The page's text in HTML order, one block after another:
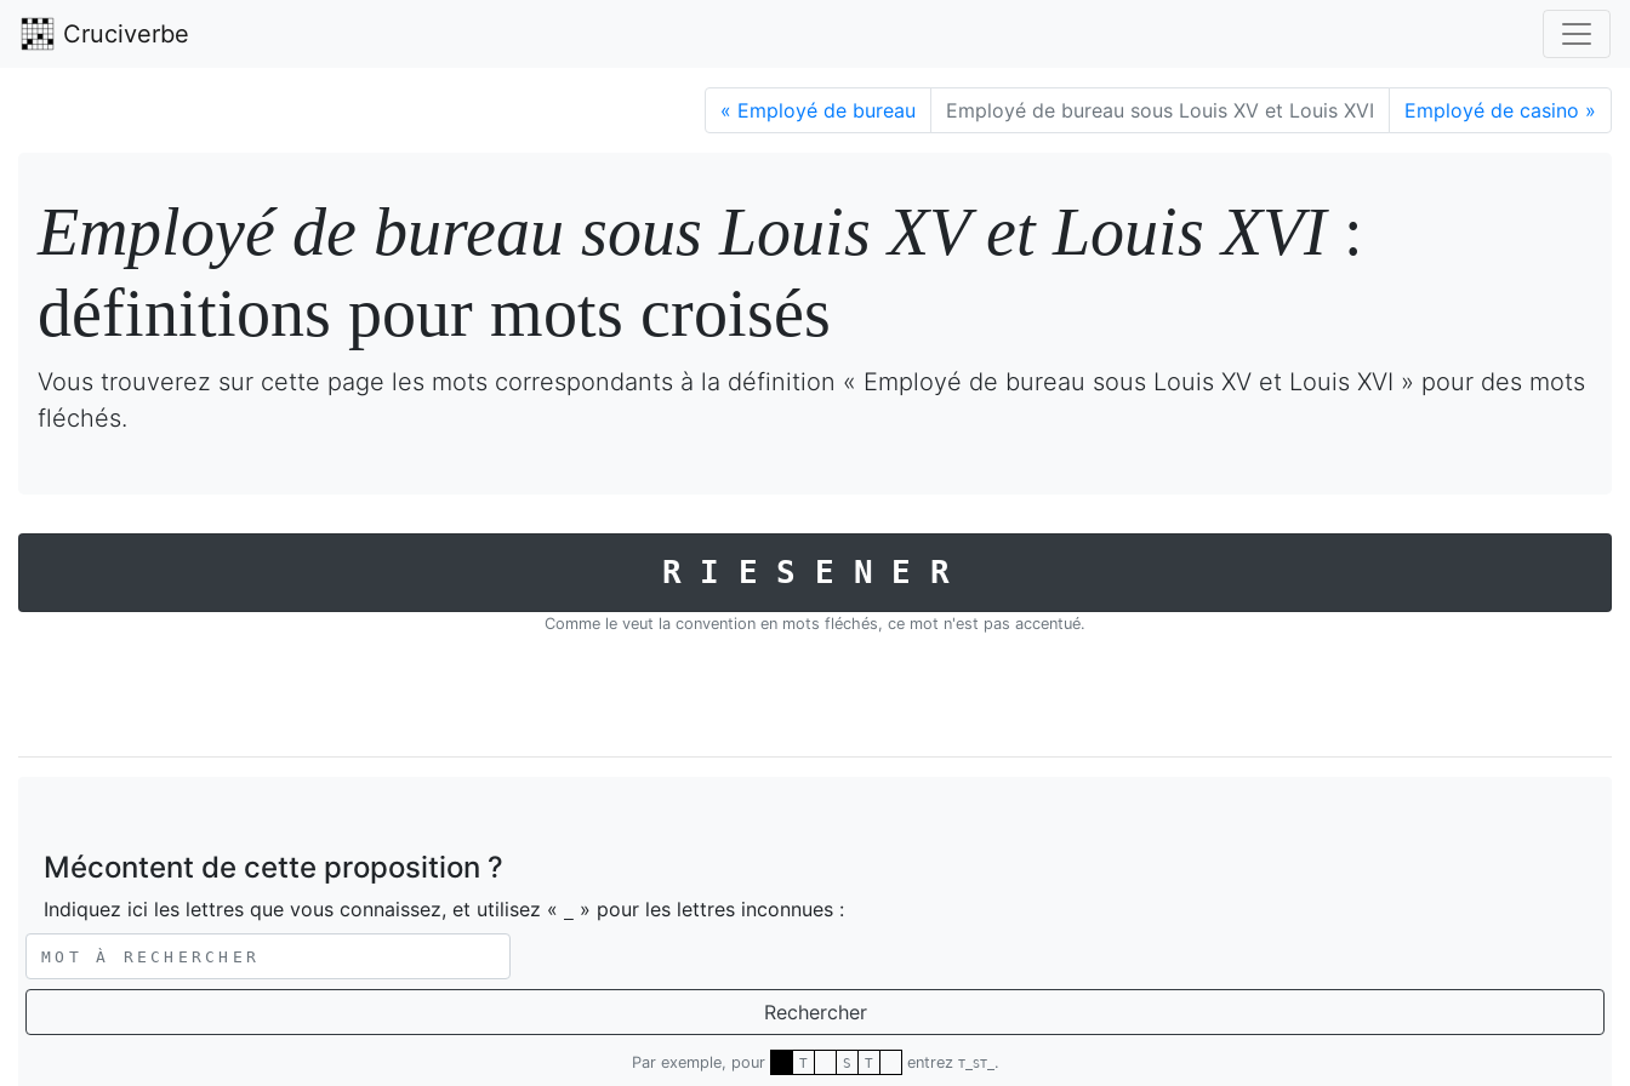
Cruciverbe
« Employé de bureau Employé de bureau sous Louis XV et Louis XVI Employé de casino »
Employé de bureau sous Louis XV et Louis XVI:
définitions pour mots croisés
Vous trouverez sur cette page les mots correspondants à la définition « Employé de bureau sous Louis XV et Louis XVI » pour des mots
fléchés.
RIESENER
Comme le veut la convention en mots fléchés, ce mot n'est pas accentué.
Mécontent de cette proposition ?
Indiquez ici les lettres que vous connaissez, et utilisez « » pour les lettres inconnues :
Rechercher
Par exemple, pour T S T entrez T_ST_ .